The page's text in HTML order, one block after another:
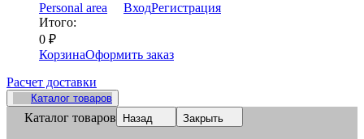
Personal area ВходРегистрация
Итого:
0 ₽
КорзинаОформить заказ
Расчет доставки
Каталог товаров
Каталог товаров Назад Закрыть